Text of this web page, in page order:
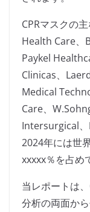
CPRマスクの
Health Care、
Paykel
Clinicas、
Medical
Care、
Intersurgical、
2024年には世
xxxxx％を占め
当レポートは
分析の両面か